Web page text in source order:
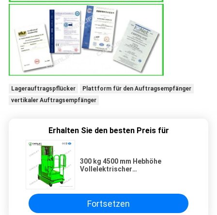
Lagerauftragspflücker
Plattform für den Auftragsempfänger
vertikaler Auftragsempfänger
Erhalten Sie den besten Preis für
300 kg 4500 mm Hebhöhe
Vollelektrischer
Fortsetzen